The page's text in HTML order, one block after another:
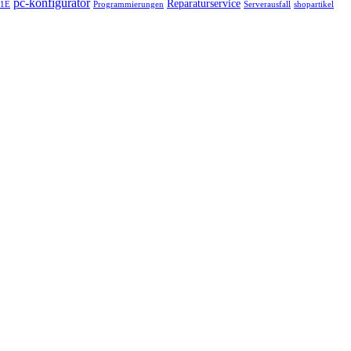
pc-konfigurator Programmierungen Reparaturservice Serverausfall shopartikel